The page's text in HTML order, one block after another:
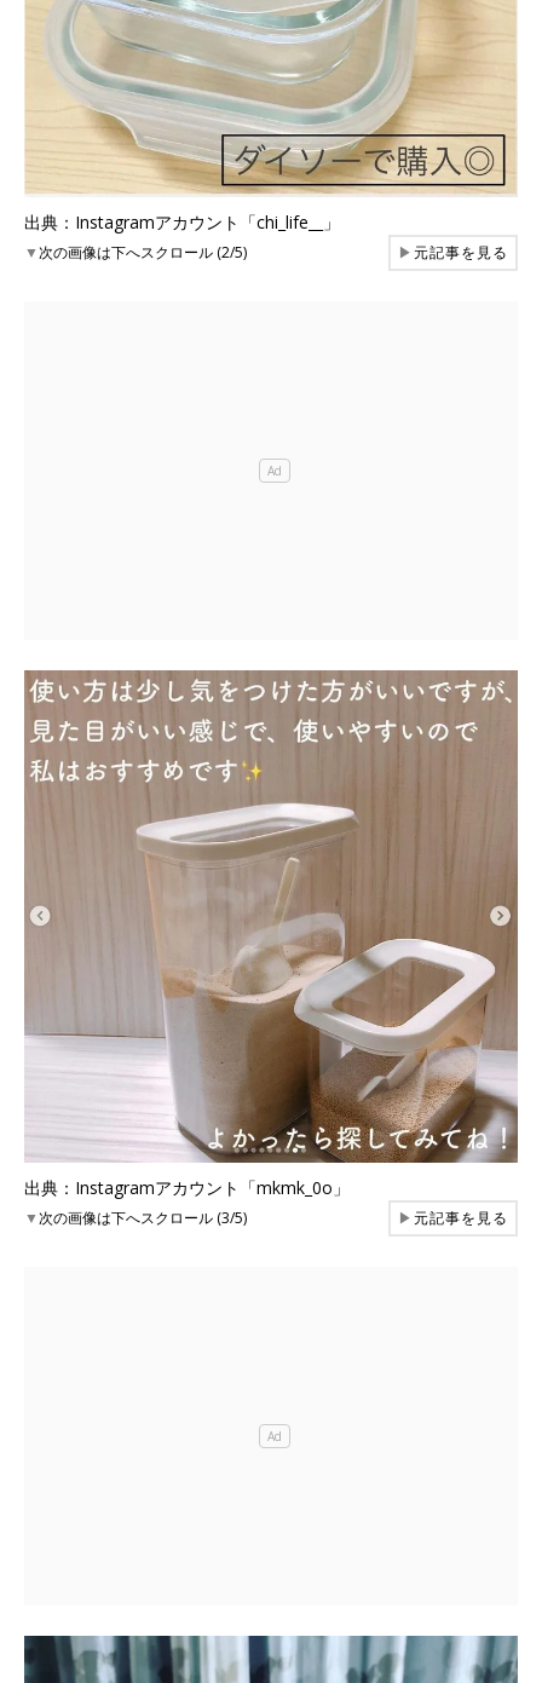
出典：Instagramアカウント「chi_life__」
▼次の画像は下へスクロール (2/5) ▶元記事を見る
出典：Instagramアカウント「mkmk_0o」
▼次の画像は下へスクロール (3/5) ▶元記事を見る